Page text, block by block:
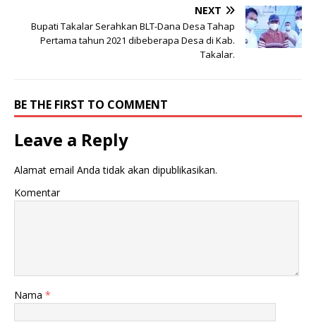
NEXT
Bupati Takalar Serahkan BLT-Dana Desa Tahap
Pertama tahun 2021 dibeberapa Desa di Kab.
Takalar.
BE THE FIRST TO COMMENT
Leave a Reply
Alamat email Anda tidak akan dipublikasikan.
Komentar
Nama *